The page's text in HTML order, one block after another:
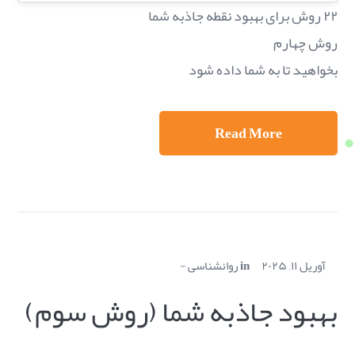
۲۲ روش برای بهبود نقطه جاذبه شما
روش چهارم
بخواهید تا به شما داده شود
Read More
آوریل ۱۱, ۲۰۲۵ inروانشناسی
بهبود جاذبه شما (روش سوم)